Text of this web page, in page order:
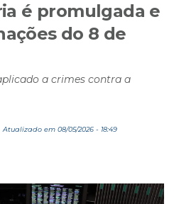
é promulgada e
do 8 de
a crimes contra a
Atualizado em 08/05/2026 - 18:49